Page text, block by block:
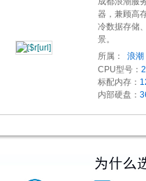
器，兼顾高
冷数据存储
景。
所属：
CPU型号：
标配内存：
内部硬盘：